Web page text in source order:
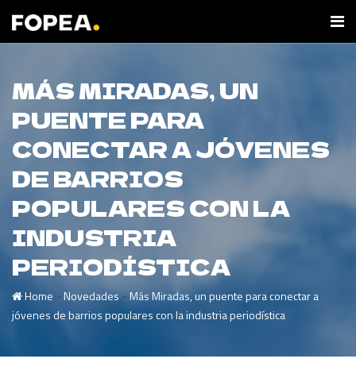
MÁS MIRADAS, UN
PUENTE PARA
CONECTAR A JÓVENES
DE BARRIOS
POPULARES CON LA
INDUSTRIA
PERIODÍSTICA
Home -Novedades-Más Miradas, un puente para conectar a
jóvenes de barrios populares con la industria periodística